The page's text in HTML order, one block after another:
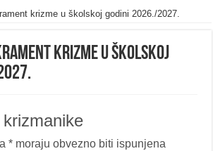
krizme u školskoj godini 2026./2027.
krizme u školskoj
* moraju obvezno biti ispunjena